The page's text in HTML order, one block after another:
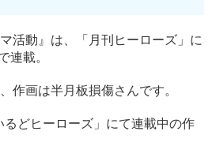
活動』は、「月刊ヒーローズ」に
載。
作画は半月板損傷さんです。
どヒーローズ」にて連載中の作